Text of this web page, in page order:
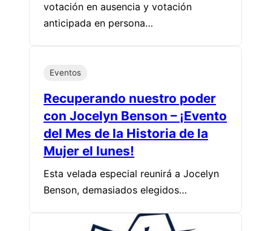
votación en ausencia y votación
anticipada en persona…
Eventos
Recuperando nuestro poder
con Jocelyn Benson – ¡Evento
del Mes de la Historia de la
Mujer el lunes!
Esta velada especial reunirá a Jocelyn
Benson, demasiados elegidos…